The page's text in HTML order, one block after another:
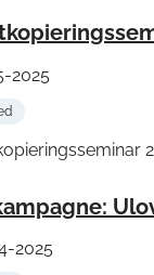
2025
2025